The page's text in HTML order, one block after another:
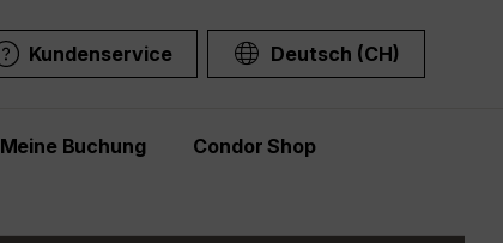
Kundenservice Deutsch (CH)
Meine Buchung Condor Shop